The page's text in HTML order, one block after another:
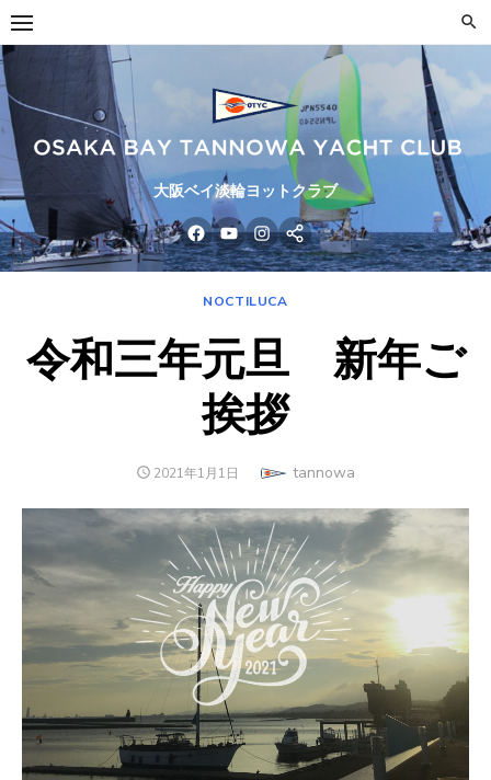
Skip
to
content
大阪ベイ淡輪ヨットクラブ
facebook
youtubeinstagram
line
NOCTILUCA
令和三年元旦 新年ご
挨拶
POSTED
2021年1月1日 Author
tannowa